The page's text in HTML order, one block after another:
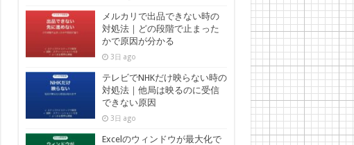
メルカリで出品できない時の
対処法｜どの段階で止まった
かで原因が分かる
3日 ago
テレビでNHKだけ映らない時の
対処法｜他局は映るのに受信
できない原因
3日 ago
Excelのウィンドウが最大化で